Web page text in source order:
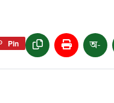
Pin অ-